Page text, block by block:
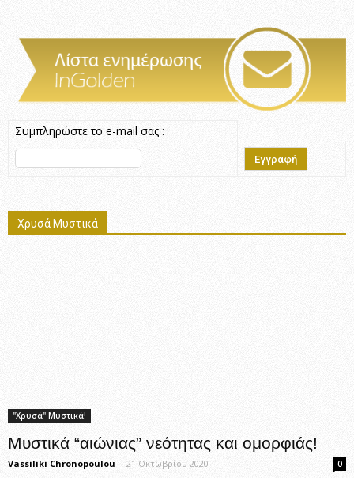
Συμπληρώστε το e-mail σας :
Χρυσά Μυστικά
"Χρυσά" Μυστικά!
Μυστικά “αιώνιας” νεότητας και ομορφιάς!
Vassiliki Chronopoulou - 21 Οκτωβρίου 2020 0